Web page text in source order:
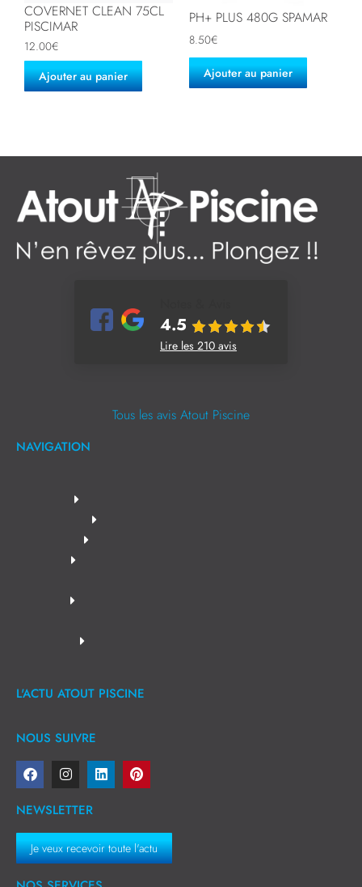
COVERNET CLEAN 75CL
PISCIMAR
12.00€
Ajouter au panier
PH+ PLUS 480G SPAMAR
8.50€
Ajouter au panier
4.5
Lire les 210 avis
Tous les avis Atout Piscine
NAVIGATION
L'ACTU ATOUT PISCINE
NOUS SUIVRE
NEWSLETTER
Je veux recevoir toute l'actu